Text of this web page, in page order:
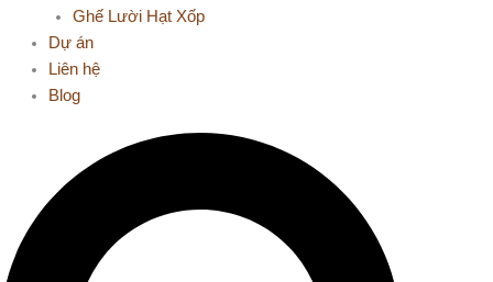
Ghế Lười Hạt Xốp
Dự án
Liên hệ
Blog